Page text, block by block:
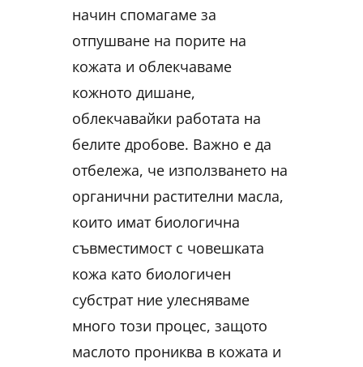
начин спомагаме за
отпушване на порите на
кожата и облекчаваме
кожното дишане,
облекчавайки работата на
белите дробове. Важно е да
отбележа, че използването на
органични растителни масла,
които имат биологична
съвместимост с човешката
кожа като биологичен
субстрат ние улесняваме
много този процес, защото
маслото прониква в кожата и